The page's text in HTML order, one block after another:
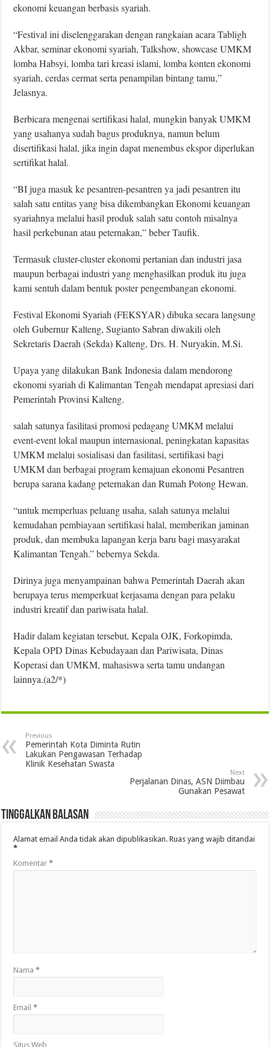
ekonomi keuangan berbasis syariah.
“Festival ini diselenggarakan dengan rangkaian acara Tabligh
Akbar, seminar ekonomi syariah, Talkshow, showcase UMKM
lomba Habsyi, lomba tari kreasi islami, lomba konten ekonomi
syariah, cerdas cermat serta penampilan bintang tamu,”
Jelasnya.
Berbicara mengenai sertifikasi halal, mungkin banyak UMKM
yang usahanya sudah bagus produknya, namun belum
disertifikasi halal, jika ingin dapat menembus ekspor diperlukan
sertifikat halal.
“BI juga masuk ke pesantren-pesantren ya jadi pesantren itu
salah satu entitas yang bisa dikembangkan Ekonomi keuangan
syariahnya melalui hasil produk salah satu contoh misalnya
hasil perkebunan atau peternakan,” beber Taufik.
Termasuk cluster-cluster ekonomi pertanian dan industri jasa
maupun berbagai industri yang menghasilkan produk itu juga
kami sentuh dalam bentuk poster pengembangan ekonomi.
Festival Ekonomi Syariah (FEKSYAR) dibuka secara langsung
oleh Gubernur Kalteng, Sugianto Sabran diwakili oleh
Sekretaris Daerah (Sekda) Kalteng, Drs. H. Nuryakin, M.Si.
Upaya yang dilakukan Bank Indonesia dalam mendorong
ekonomi syariah di Kalimantan Tengah mendapat apresiasi dari
Pemerintah Provinsi Kalteng.
salah satunya fasilitasi promosi pedagang UMKM melalui
event-event lokal maupun internasional, peningkatan kapasitas
UMKM melalui sosialisasi dan fasilitasi, sertifikasi bagi
UMKM dan berbagai program kemajuan ekonomi Pesantren
berupa sarana kadang peternakan dan Rumah Potong Hewan.
“untuk memperluas peluang usaha, salah satunya melalui
kemudahan pembiayaan sertifikasi halal, memberikan jaminan
produk, dan membuka lapangan kerja baru bagi masyarakat
Kalimantan Tengah.” bebernya Sekda.
Dirinya juga menyampainan bahwa Pemerintah Daerah akan
berupaya terus memperkuat kerjasama dengan para pelaku
industri kreatif dan pariwisata halal.
Hadir dalam kegiatan tersebut, Kepala OJK, Forkopimda,
Kepala OPD Dinas Kebudayaan dan Pariwisata, Dinas
Koperasi dan UMKM, mahasiswa serta tamu undangan
lainnya.(a2/*)
Previous
Pemerintah Kota Diminta Rutin
Lakukan Pengawasan Terhadap
Klinik Kesehatan Swasta
Next
Perjalanan Dinas, ASN Diimbau
Gunakan Pesawat
Tinggalkan Balasan
Alamat email Anda tidak akan dipublikasikan. Ruas yang wajib ditandai
*
Komentar*
Nama*
Email*
Situs Web